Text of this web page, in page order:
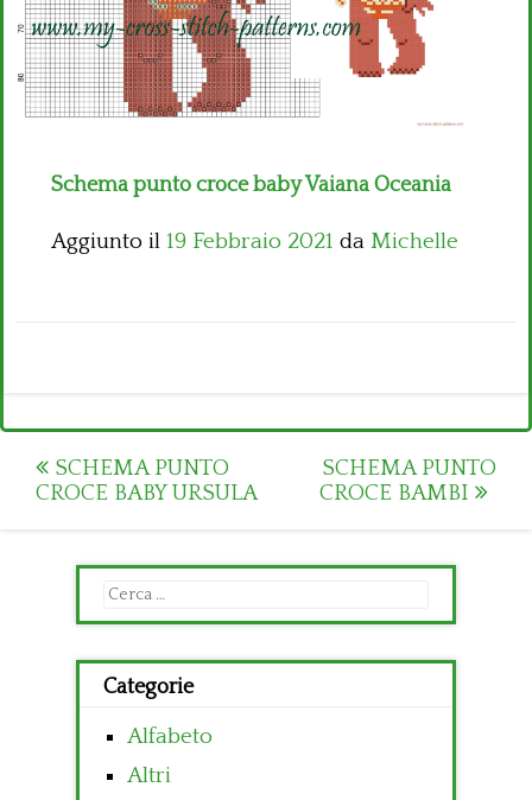
Schema punto croce baby Vaiana Oceania
Aggiunto il 19 Febbraio 2021 da Michelle
Post
navigation
SCHEMA PUNTO
CROCE BABY URSULA
SCHEMA PUNTO
CROCE BAMBI
Ricerca
per:
Categorie
Alfabeto
Altri